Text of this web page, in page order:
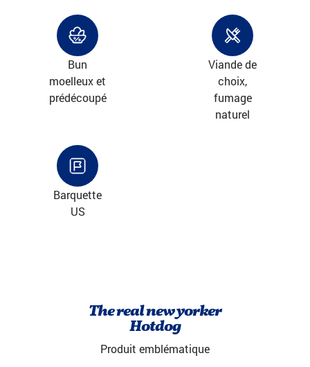
Bun
moelleux et
prédécoupé
Viande de
choix,
fumage
naturel
Barquette
US
The real new yorker
Hotdog
Produit emblématique